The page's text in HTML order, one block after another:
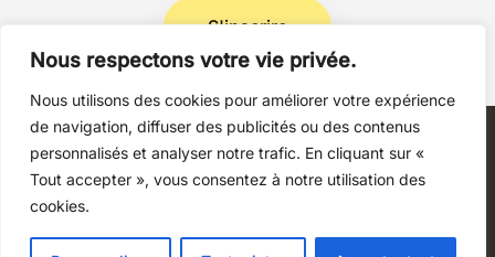
Nous respectons votre vie privée.
Nous utilisons des cookies pour améliorer votre expérience
de navigation, diffuser des publicités ou des contenus
personnalisés et analyser notre trafic. En cliquant sur «
Tout accepter », vous consentez à notre utilisation des
cookies.
S'inscrire
Politique de confidentialité